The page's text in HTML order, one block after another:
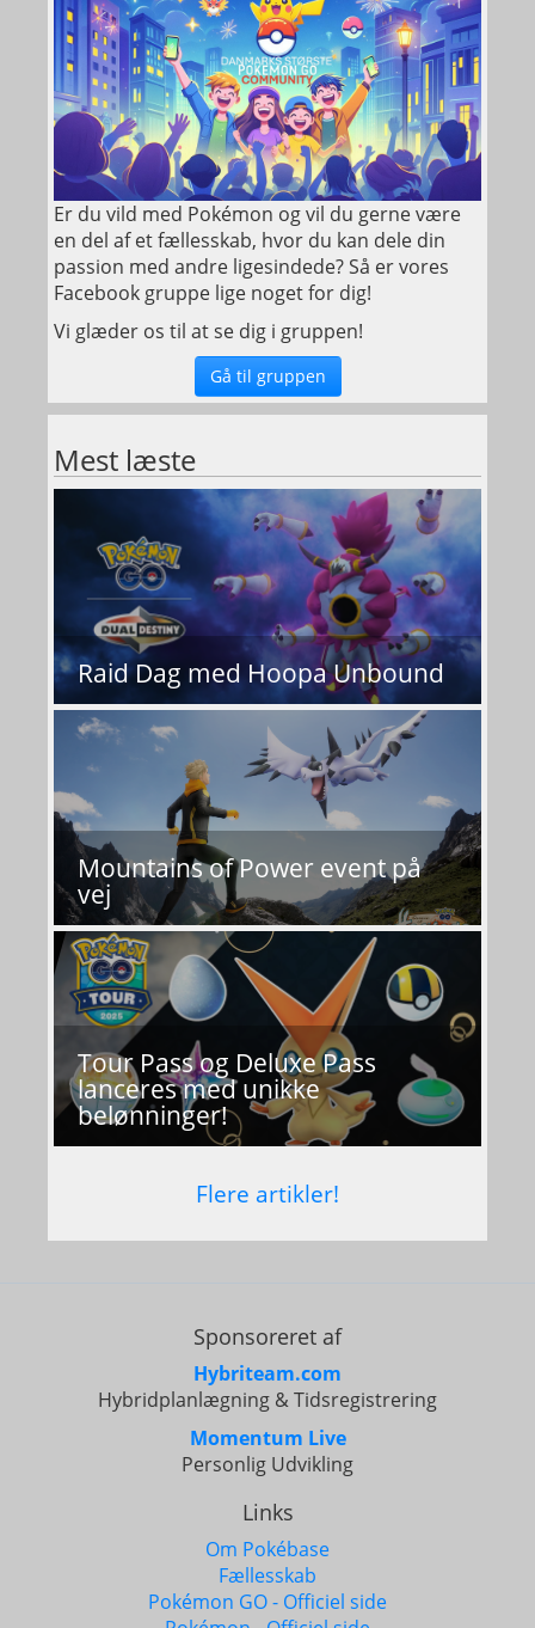
Er du vild med Pokémon og vil du gerne være
en del af et fællesskab, hvor du kan dele din
passion med andre ligesindede? Så er vores
Facebook gruppe lige noget for dig!
Vi glæder os til at se dig i gruppen!
Gå til gruppen
Mest læste
Raid Dag med Hoopa Unbound
Mountains of Power event på
vej
Tour Pass og Deluxe Pass
lanceres med unikke
belønninger!
Flere artikler!
Sponsoreret af
Hybriteam.com
Hybridplanlægning & Tidsregistrering
Momentum Live
Personlig Udvikling
Links
Om Pokébase
Fællesskab
Pokémon GO - Officiel side